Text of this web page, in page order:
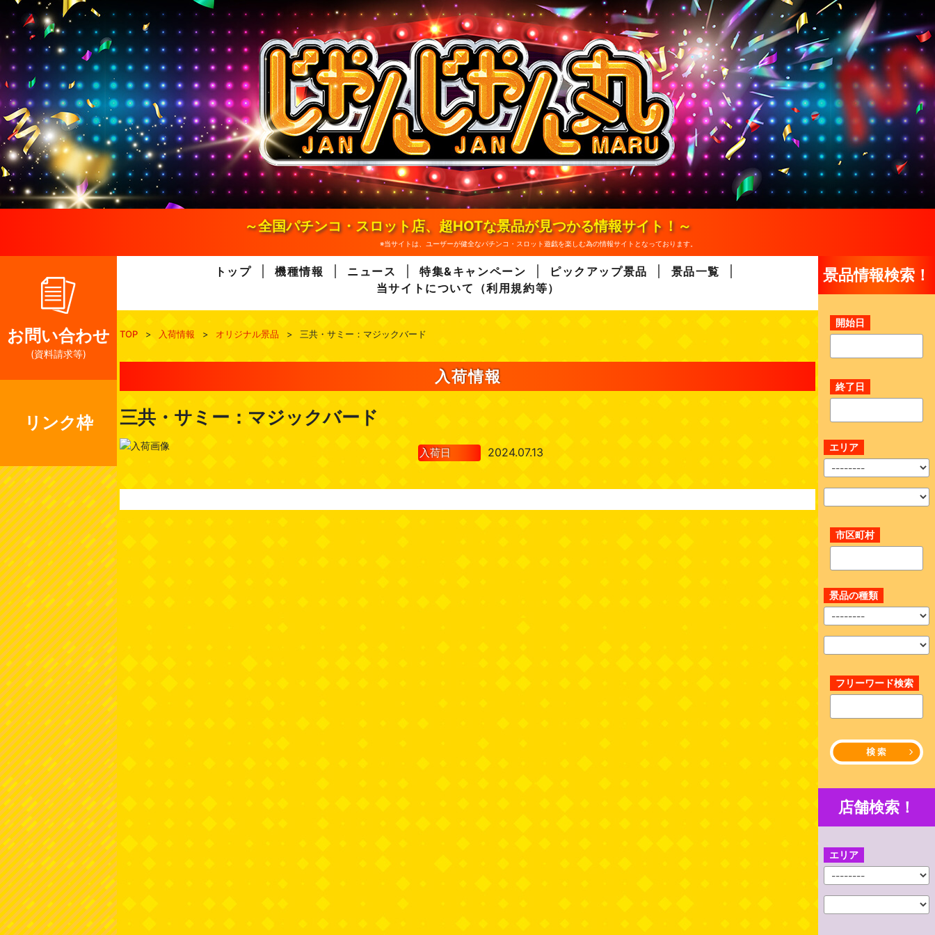
n
e
n
～全国パチンコ・スロット店、超HOTな景品が見つかる情報サイト！～
※当サイトは、ユーザーが健全なパチンコ・スロット遊戯を楽しむ為の情報サイトとなっております。
お問い合わせ
(資料請求等)
リンク枠
トップ 機種情報 ニュース 特集&キャンペーン ピックアップ景品
景品一覧
当サイトについて（利用規約等）
TOP > 入荷情報 > オリジナル景品 > 三共・サミー：マジックバード
入荷情報
三共・サミー：マジックバード
入荷日 2024.07.13
景品情報検索！
開始日
終了日
エリア
市区町村
景品の種類
フリーワード検索
店舗検索！
エリア